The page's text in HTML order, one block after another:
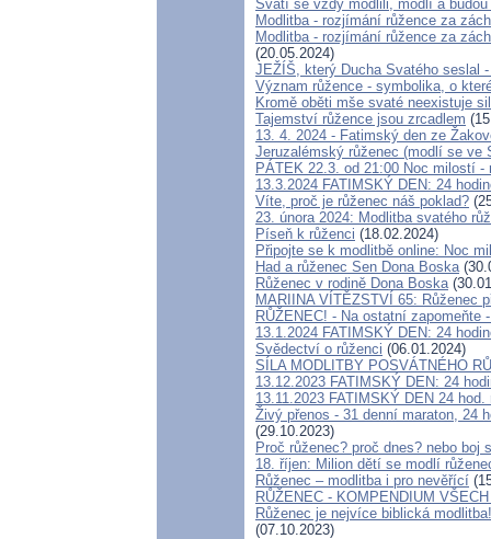
Svatí se vždy modlili, modlí a
Modlitba - rozjímání růžence za
Modlitba - rozjímání růžence za
(20.05.2024)
JEŽÍŠ, který Ducha Svatého seslal
Význam růžence - symbolika, o
Kromě oběti mše svaté neexistuje
Tajemství růžence jsou zrcadlem
13. 4. 2024 - Fatimský den ze
Jeruzalémský růženec (modlí se ve
PÁTEK 22.3. od 21:00 Noc milostí -
13.3.2024 FATIMSKÝ DEN: 24
Víte, proč je růženec náš poklad?
23. února 2024: Modlitba svatého
Píseň k růženci (18.02.2024)
Připojte se k modlitbě online: Noc
Had a růženec Sen Dona Boska
Růženec v rodině Dona Boska
MARIINA VÍTĚZSTVÍ 65: Růženec
RŮŽENEC! - Na ostatní zapomeňte
13.1.2024 FATIMSKÝ DEN: 24
Svědectví o růženci (06.01.2024)
SÍLA MODLITBY POSVÁTNÉHO
13.12.2023 FATIMSKÝ DEN: 24
13.11.2023 FATIMSKÝ DEN 24
Živý přenos - 31 denní maraton, 24
(29.10.2023)
Proč růženec? proč dnes? nebo boj
18. říjen: Milion dětí se modlí
Růženec – modlitba i pro nevěřící
RŮŽENEC - KOMPENDIUM
Růženec je nejvíce biblická
(07.10.2023)